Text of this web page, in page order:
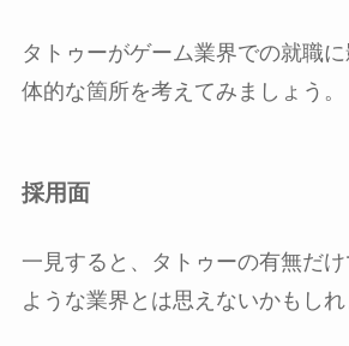
タトゥーがゲーム業界での就職
体的な箇所を考えてみましょう。
採用面
一見すると、タトゥーの有無だ
ような業界とは思えないかもしれ